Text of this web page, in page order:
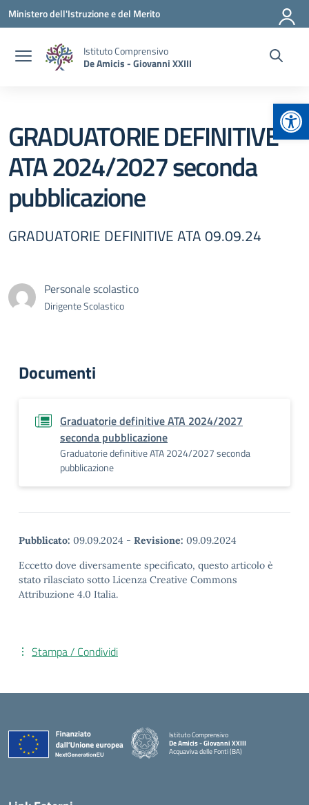
Vai ai contenuti
Vai al menu di navigazione
Vai al footer
Ministero dell'Istruzione e del Merito
Istituto Comprensivo
De Amicis - Giovanni XXIII
GRADUATORIE DEFINITIVE
ATA 2024/2027 seconda
pubblicazione
GRADUATORIE DEFINITIVE ATA 09.09.24
Personale scolastico
Dirigente Scolastico
Documenti
Graduatorie definitive ATA 2024/2027
seconda pubblicazione
Graduatorie definitive ATA 2024/2027 seconda
pubblicazione
Pubblicato: 09.09.2024 - Revisione: 09.09.2024
Eccetto dove diversamente specificato, questo articolo è
stato rilasciato sotto Licenza Creative Commons
Attribuzione 4.0 Italia.
Stampa / Condividi
Istituto Comprensivo
De Amicis - Giovanni XXIII
Acquaviva delle Fonti (BA)
— Visita la pagina iniziale della scuola